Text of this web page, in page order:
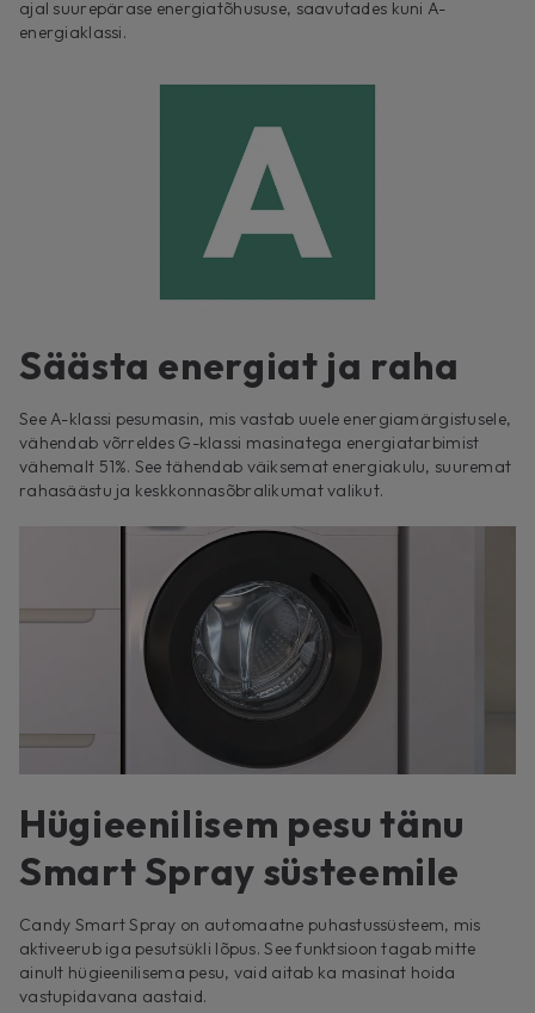
ajal suurepärase energiatõhususe, saavutades kuni A-
energiaklassi.
Säästa energiat ja raha
See A-klassi pesumasin, mis vastab uuele energiamärgistusele,
vähendab võrreldes G-klassi masinatega energiatarbimist
vähemalt 51%. See tähendab väiksemat energiakulu, suuremat
rahasäästu ja keskkonnasõbralikumat valikut.
Hügieenilisem pesu tänu
Smart Spray süsteemile
Candy Smart Spray on automaatne puhastussüsteem, mis
aktiveerub iga pesutsükli lõpus. See funktsioon tagab mitte
ainult hügieenilisema pesu, vaid aitab ka masinat hoida
vastupidavana aastaid.